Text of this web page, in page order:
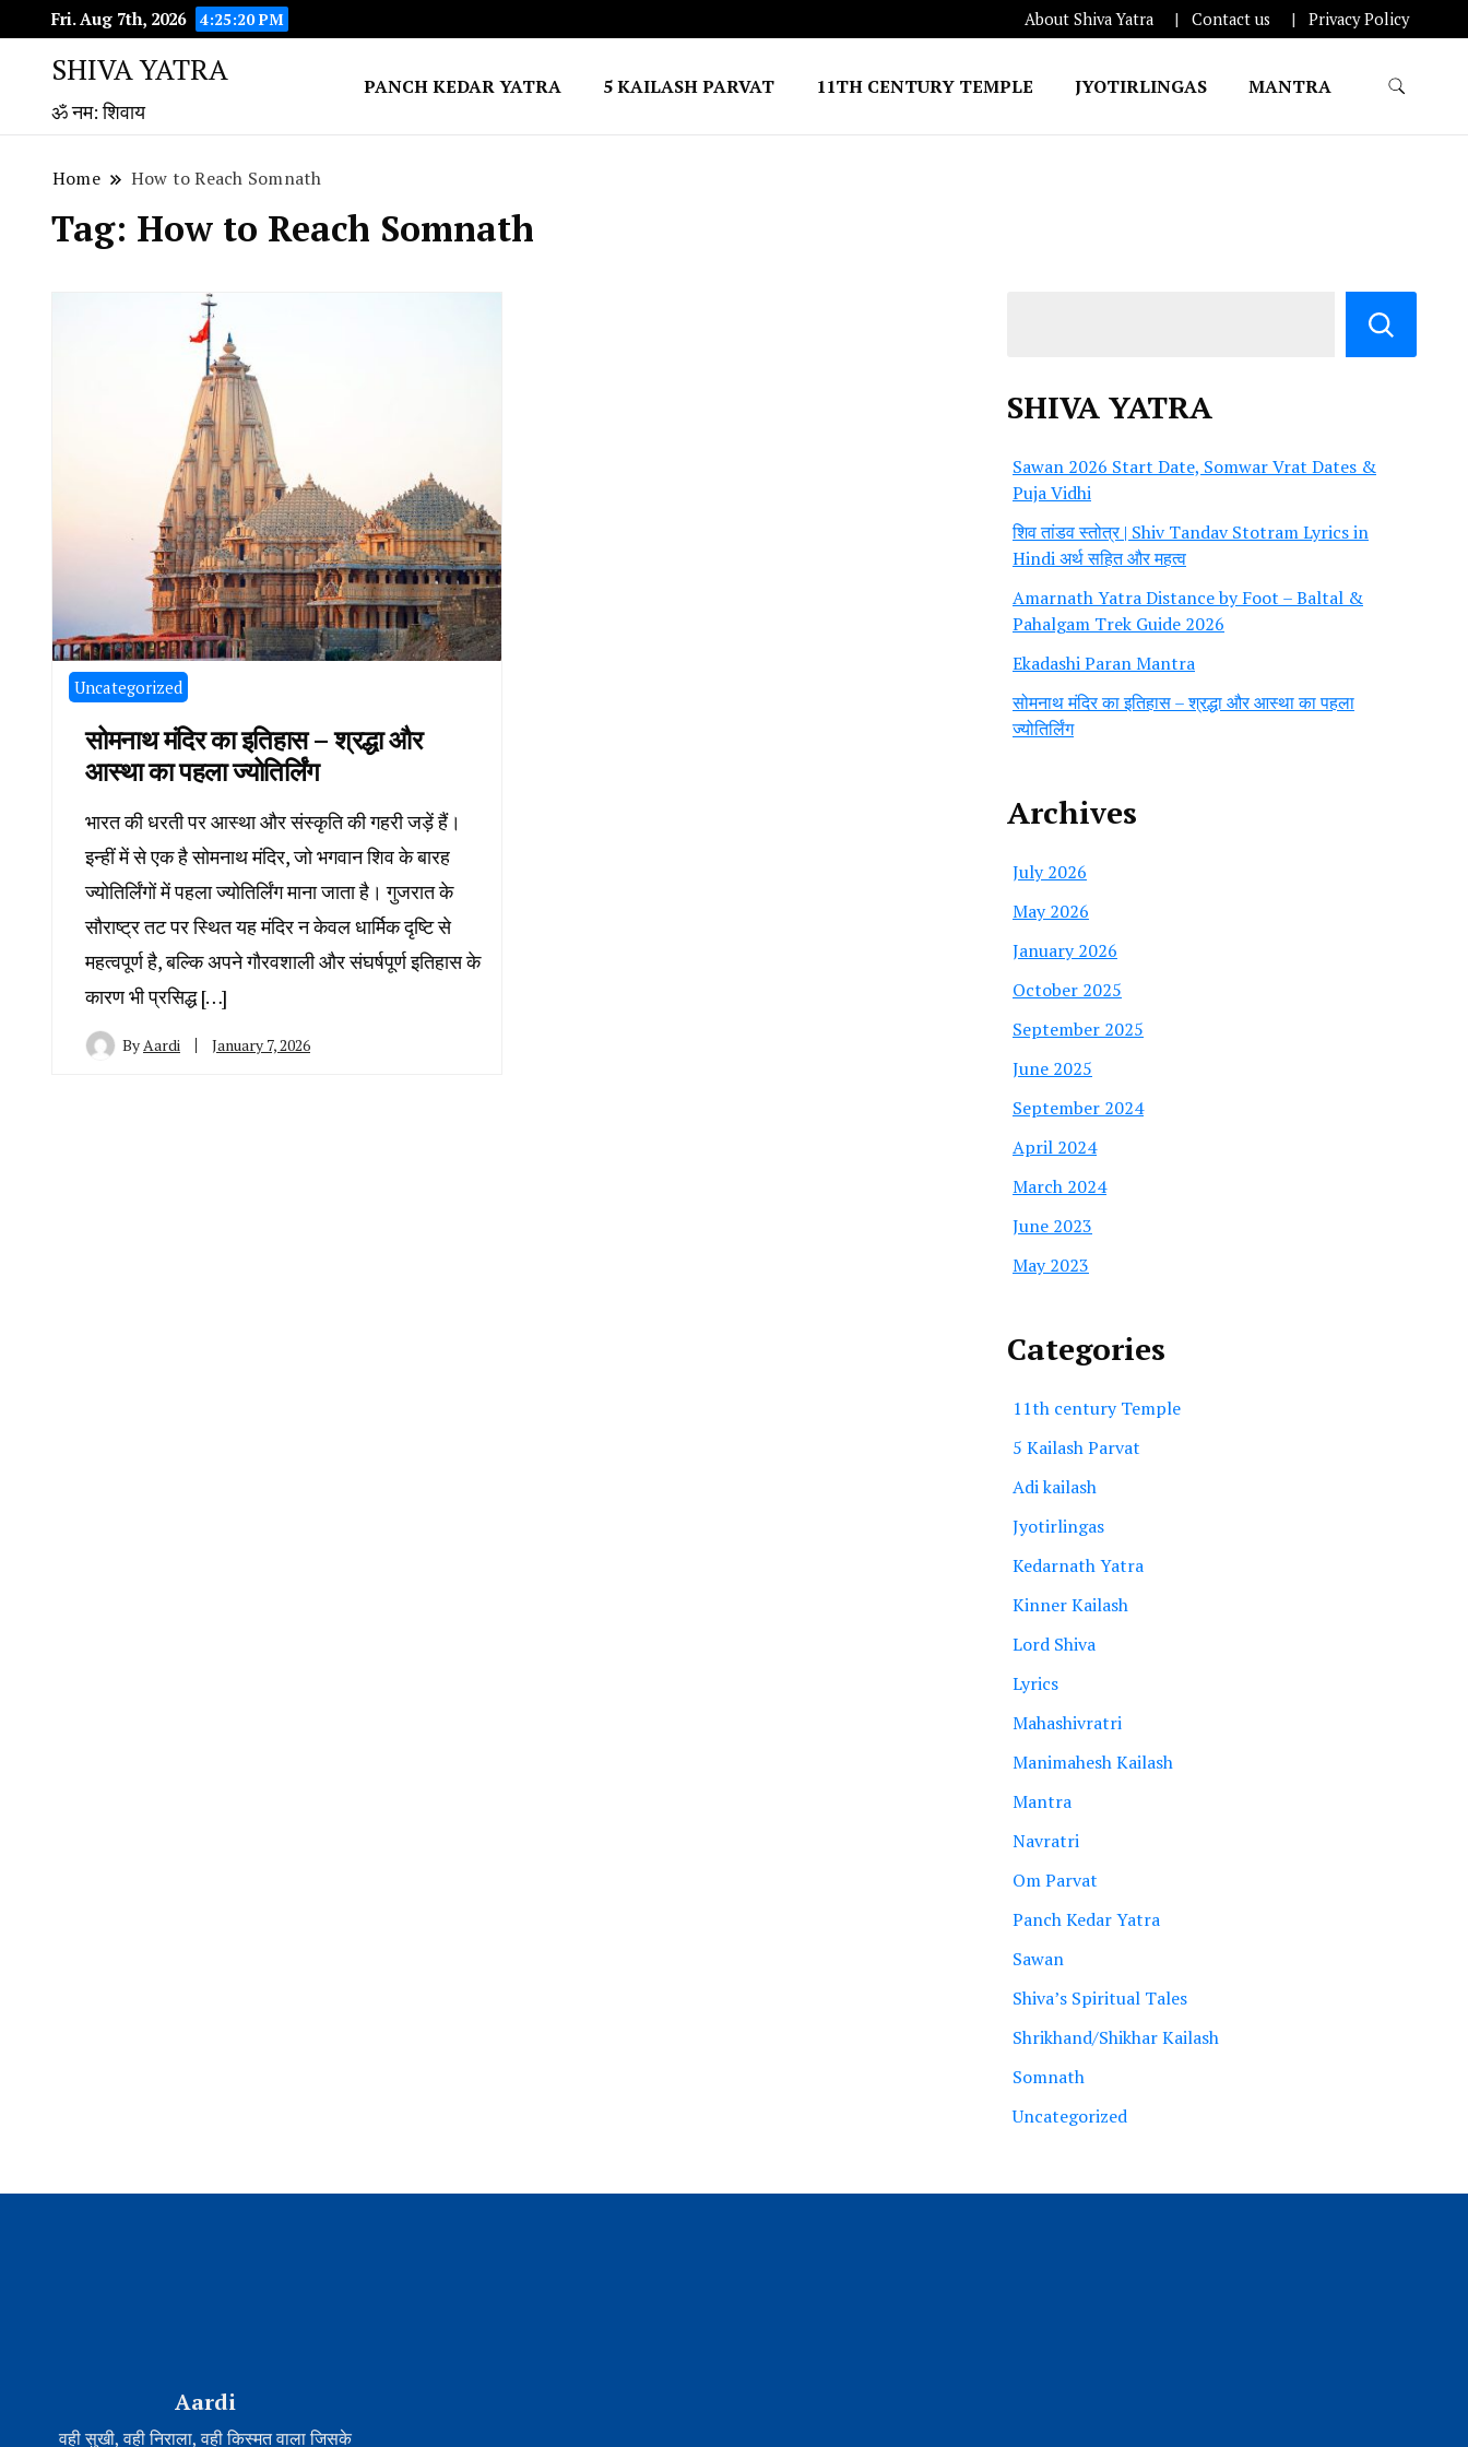
Fri. Aug 7th, 2026 4:25:21 PM About Shiva Yatra Contact us Privacy Policy
SHIVA YATRA
ॐ नम: शिवाय
PANCH KEDAR YATRA 5 KAILASH PARVAT 11TH CENTURY TEMPLE JYOTIRLINGAS MANTRA
Home How to Reach Somnath
Tag: How to Reach Somnath
Uncategorized
सोमनाथ मंदिर का इतिहास – श्रद्धा और
आस्था का पहला ज्योतिर्लिंग
भारत की धरती पर आस्था और संस्कृति की गहरी जड़ें हैं।
इन्हीं में से एक है सोमनाथ मंदिर, जो भगवान शिव के बारह
ज्योतिर्लिंगों में पहला ज्योतिर्लिंग माना जाता है। गुजरात के
सौराष्ट्र तट पर स्थित यह मंदिर न केवल धार्मिक दृष्टि से
महत्वपूर्ण है, बल्कि अपने गौरवशाली और संघर्षपूर्ण इतिहास के
कारण भी प्रसिद्ध […]
ByAardi January 7, 2026
SHIVA YATRA
Sawan 2026 Start Date, Somwar Vrat Dates &
Puja Vidhi
शिव तांडव स्तोत्र | Shiv Tandav Stotram Lyrics in
Hindi अर्थ सहित और महत्व
Amarnath Yatra Distance by Foot – Baltal &
Pahalgam Trek Guide 2026
Ekadashi Paran Mantra
सोमनाथ मंदिर का इतिहास – श्रद्धा और आस्था का पहला
ज्योतिर्लिंग
Archives
July 2026
May 2026
January 2026
October 2025
September 2025
June 2025
September 2024
April 2024
March 2024
June 2023
May 2023
Categories
11th century Temple
5 Kailash Parvat
Adi kailash
Jyotirlingas
Kedarnath Yatra
Kinner Kailash
Lord Shiva
Lyrics
Mahashivratri
Manimahesh Kailash
Mantra
Navratri
Om Parvat
Panch Kedar Yatra
Sawan
Shiva’s Spiritual Tales
Shrikhand/Shikhar Kailash
Somnath
Uncategorized
Aardi
वही सुखी, वही निराला, वही किस्मत वाला जिसके